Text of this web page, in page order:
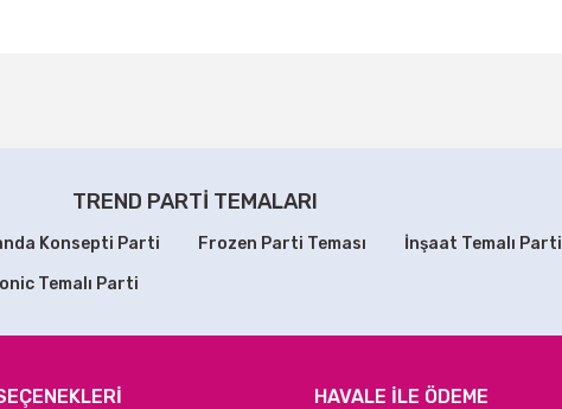
Yorum Yaz
TREND PARTİ TEMALARI
Konsepti Parti Frozen Parti Teması İnşaat Temalı Parti
Temalı Parti
HAVALE İLE ÖDEME